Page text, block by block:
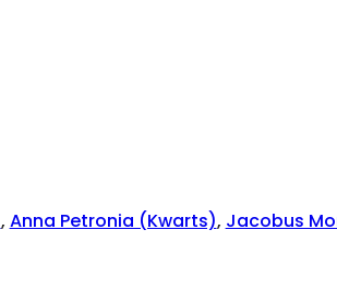
, Anna Petronia (Kwarts), Jacobus